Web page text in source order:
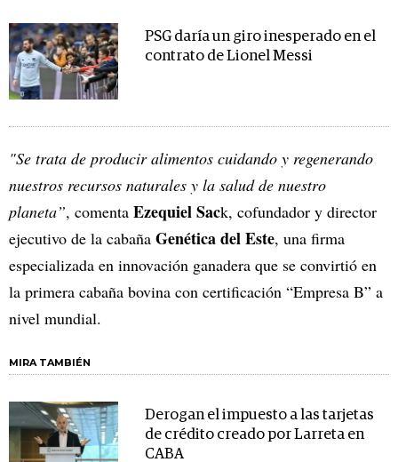
PSG daría un giro inesperado en el
contrato de Lionel Messi
"Se trata de producir alimentos cuidando y regenerando
nuestros recursos naturales y la salud de nuestro
planeta”, comenta Ezequiel Sack, cofundador y director
ejecutivo de la cabaña Genética del Este, una firma
especializada en innovación ganadera que se convirtió en
la primera cabaña bovina con certificación “Empresa B” a
nivel mundial.
MIRA TAMBIÉN
Derogan el impuesto a las tarjetas
de crédito creado por Larreta en
CABA